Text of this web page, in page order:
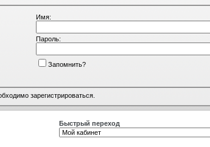
Имя:
Пароль:
Запомнить?
зарегистрироваться
Быстрый переход